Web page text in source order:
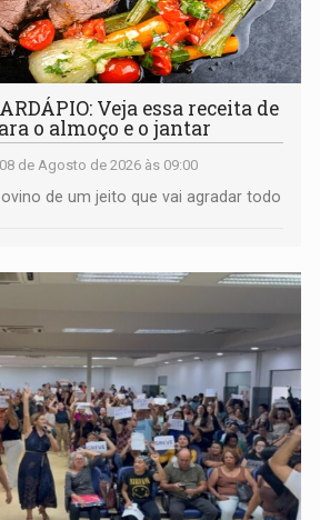
Veja essa receita de
o almoço e o jantar
08 de Agosto de 2026 às 09:00
de um jeito que vai agradar todo